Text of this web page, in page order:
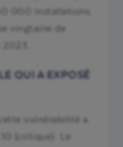
000 installations
vingtaine de
QUI A EXPOSÉ
vulnérabilité a
(critique). Le